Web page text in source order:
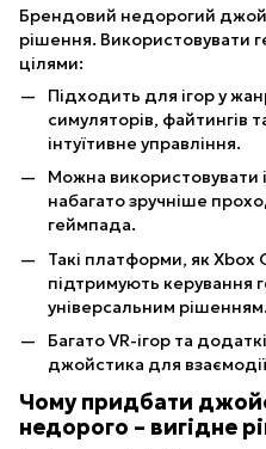
Брендовий недорогий
рішення. Використовувати
цілями:
Підходить для ігор у
симуляторів, файтингів
інтуїтивне управління.
Можна використовувати
набагато зручніше
геймпада.
Такі платформи, як Xbox
підтримують
універсальним рішенням.
Багато VR-ігор та
джойстика для
Чому придбати
недорого – вигідне